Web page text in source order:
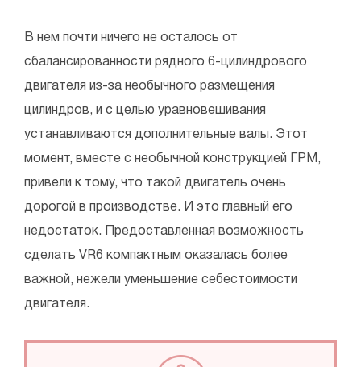
В нем почти ничего не осталось от
сбалансированности рядного 6-цилиндрового
двигателя из-за необычного размещения
цилиндров, и с целью уравновешивания
устанавливаются дополнительные валы. Этот
момент, вместе с необычной конструкцией ГРМ,
привели к тому, что такой двигатель очень
дорогой в производстве. И это главный его
недостаток. Предоставленная возможность
сделать VR6 компактным оказалась более
важной, нежели уменьшение себестоимости
двигателя.